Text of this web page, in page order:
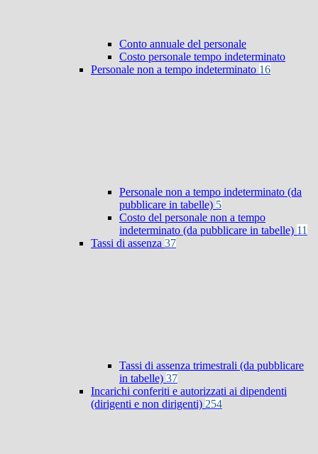
Conto annuale del personale
Costo personale tempo indeterminato
Personale non a tempo indeterminato 16
Personale non a tempo indeterminato (da
pubblicare in tabelle) 5
Costo del personale non a tempo
indeterminato (da pubblicare in tabelle) 11
Tassi di assenza 37
Tassi di assenza trimestrali (da pubblicare
in tabelle) 37
Incarichi conferiti e autorizzati ai dipendenti
(dirigenti e non dirigenti) 254